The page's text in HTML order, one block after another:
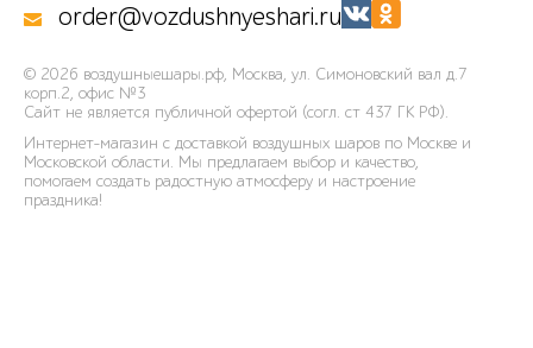
order@vozdushnyeshari.ru
© 2026 воздушныешары.рф, Москва, ул. Симоновский вал д.7
корп.2, офис №3
Сайт не является публичной офертой (согл. ст 437 ГК РФ).
Интернет-магазин с доставкой воздушных шаров по Москве и
Московской области. Мы предлагаем выбор и качество,
помогаем создать радостную атмосферу и настроение
праздника!